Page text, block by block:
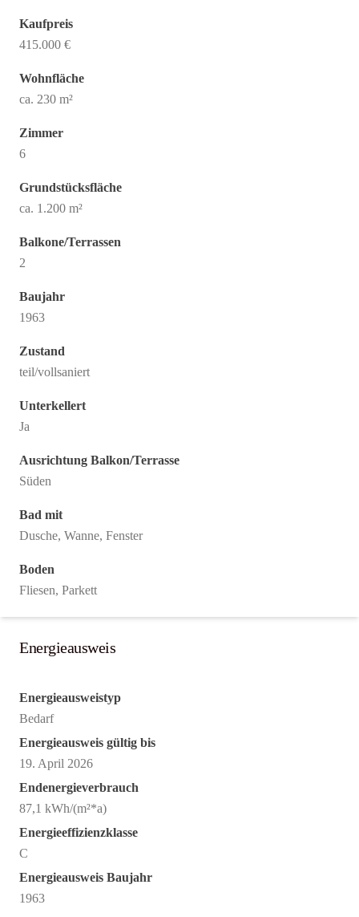
Kaufpreis
415.000 €
Wohnfläche
ca. 230 m²
Zimmer
6
Grundstücksfläche
ca. 1.200 m²
Balkone/Terrassen
2
Baujahr
1963
Zustand
teil/vollsaniert
Unterkellert
Ja
Ausrichtung Balkon/Terrasse
Süden
Bad mit
Dusche, Wanne, Fenster
Boden
Fliesen, Parkett
Energieausweis
Energieausweistyp
Bedarf
Energieausweis gültig bis
19. April 2026
Endenergieverbrauch
87,1 kWh/(m²*a)
Energieeffizienzklasse
C
Energieausweis Baujahr
1963